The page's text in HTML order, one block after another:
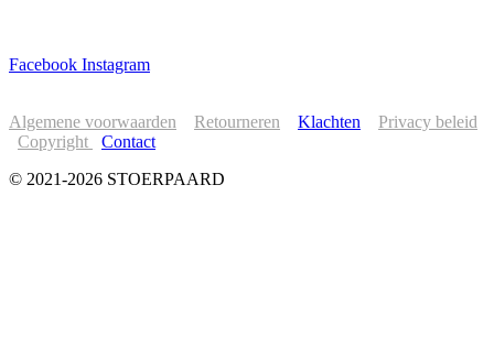
Facebook Instagram
Algemene voorwaarden Retourneren Klachten
Privacy beleid
Copyright
Contact
© 2021-2026 STOERPAARD